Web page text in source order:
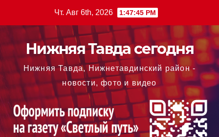
содержимому
Чт. Авг 6th, 2026 1:47:45 PM
Нижняя Тавда сегодня
Нижняя Тавда, Нижнетавдинский район -
новости, фото и видео